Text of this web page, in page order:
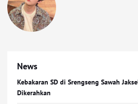
News
Kebakaran SD di Srengseng Sawah
Dikerahkan